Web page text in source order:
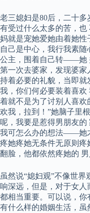
老三媳妇是80后，二十
有受过什么太多的苦，
妈就是宠她爱她由着她
自己是中心，我行我素
公主，围着自己转——她
第一次去婆家，发现婆
持着必要的礼貌，当即就
我，你们何必要装着喜
着就不是为了讨别人喜
欢我，拉到！”她脑子里
呢，我要是惹得男朋友
我可怎么办的想法——她
疼她疼她无条件无原则疼
翻脸，他都依然疼她的 男
虽然说“媳妇观”不像世
响深远，但是，对于女人
都相当重要。可以说，你
有什么样的婚姻生活，